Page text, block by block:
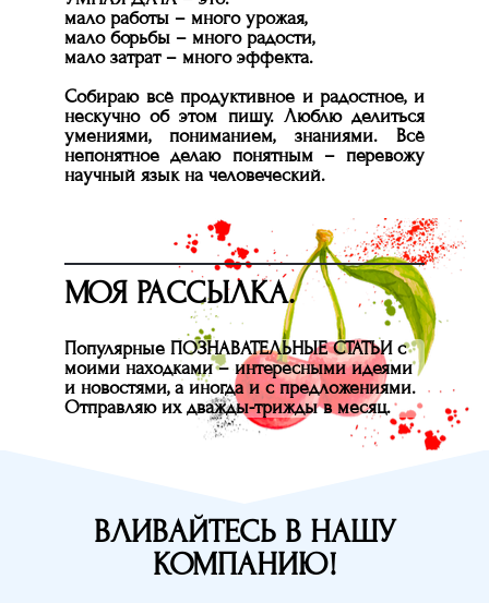
мало работы – много урожая,
мало борьбы – много радости,
мало затрат – много эффекта.
Собираю всё продуктивное и радостное, и
нескучно об этом пишу. Люблю делиться
умениями, пониманием, знаниями. Всё
непонятное делаю понятным – перевожу
научный язык на человеческий.
МОЯ РАССЫЛКА.
Популярные ПОЗНАВАТЕЛЬНЫЕ СТАТЬИ с
моими находками – интересными идеями
и новостями, а иногда и с предложениями.
Отправляю их дважды-трижды в месяц.
ВЛИВАЙТЕСЬ В НАШУ
КОМПАНИЮ!